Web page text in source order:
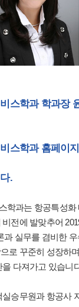
스학과 학과장
스학과 홈페이
.
학과는 항공특성화
전에 발맞추어
과 실무를 겸비한
로 꾸준히 성장하
다져가고 있습니
승무원과 항공사